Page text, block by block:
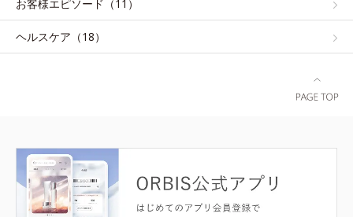
お客様エピソード（11）
ヘルスケア（18）